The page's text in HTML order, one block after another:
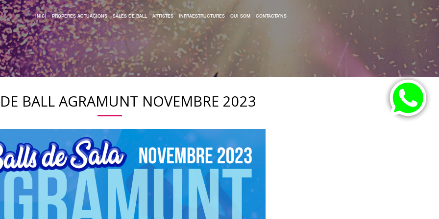
INICI PROPERES ACTUACIONS SALES DE BALL ARTISTES INFRAESTRUCTURES QUI SOM CONTACTA’NS
BALL AGRAMUNT NOVEMBRE 2023